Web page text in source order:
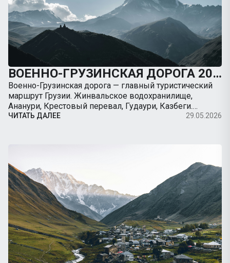
ВОЕННО-ГРУЗИНСКАЯ ДОРОГА 2026: ПОЛНЫЙ ГИД ОТ ТБИЛИСИ ДО КАЗБЕГИ НА МАШИНЕ
Военно-Грузинская дорога — главный туристический
маршрут Грузии. Жинвальское водохранилище,
Ананури, Крестовый перевал, Гудаури, Казбеги.
Полный гид с картой, ценами, остановками, советами
ЧИТАТЬ ДАЛЕЕ 29.05.2026